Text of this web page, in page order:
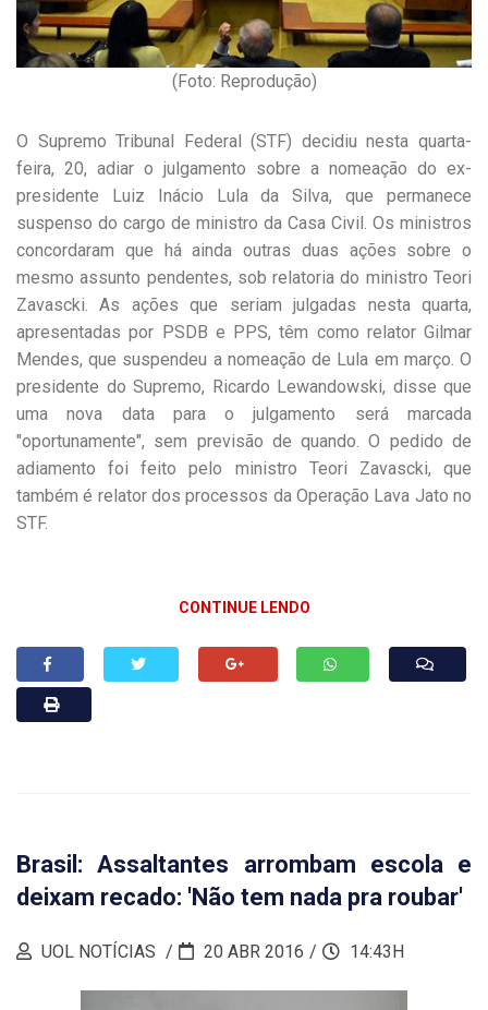
(Foto: Reprodução)
O Supremo Tribunal Federal (STF) decidiu nesta quarta-
feira, 20, adiar o julgamento sobre a nomeação do ex-
presidente Luiz Inácio Lula da Silva, que permanece
suspenso do cargo de ministro da Casa Civil. Os ministros
concordaram que há ainda outras duas ações sobre o
mesmo assunto pendentes, sob relatoria do ministro Teori
Zavascki. As ações que seriam julgadas nesta quarta,
apresentadas por PSDB e PPS, têm como relator Gilmar
Mendes, que suspendeu a nomeação de Lula em março. O
presidente do Supremo, Ricardo Lewandowski, disse que
uma nova data para o julgamento será marcada
"oportunamente", sem previsão de quando. O pedido de
adiamento foi feito pelo ministro Teori Zavascki, que
também é relator dos processos da Operação Lava Jato no
STF.
CONTINUE LENDO
Brasil: Assaltantes arrombam escola e
deixam recado: 'Não tem nada pra roubar'
UOL NOTÍCIAS 20 ABR 2016 14:43H